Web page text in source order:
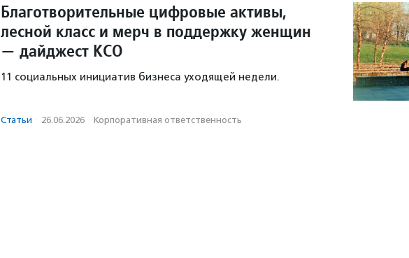
Благотворительные цифровые активы,
лесной класс и мерч в поддержку женщин
— дайджест КСО
11 социальных инициатив бизнеса уходящей недели.
Статьи · 26.06.2026 · Корпоративная ответственность